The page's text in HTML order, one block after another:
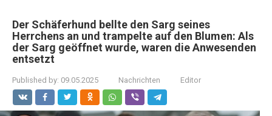
Der Schäferhund bellte den Sarg seines
Herrchens an und trampelte auf den Blumen: Als
der Sarg geöffnet wurde, waren die Anwesenden
entsetzt
Published by: 09.05.2025 Nachrichten Editor